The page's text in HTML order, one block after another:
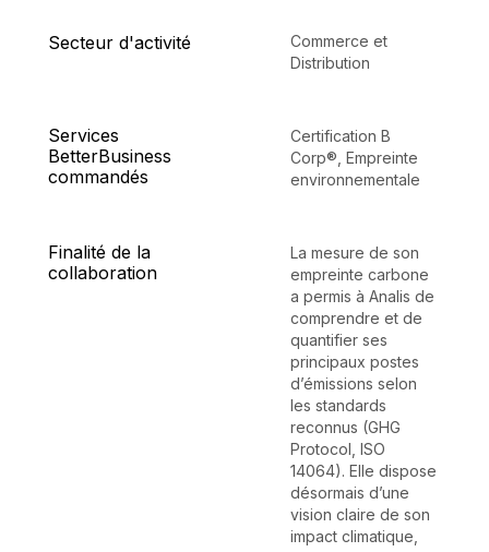
Secteur d'activité
Commerce et
Distribution
Services
BetterBusiness
commandés
Certification B
Corp® ,Empreinte
environnementale
Finalité de la
collaboration
La mesure de son
empreinte carbone
a permis à Analis de
comprendre et de
quantifier ses
principaux postes
d’émissions selon
les standards
reconnus (GHG
Protocol, ISO
14064). Elle dispose
désormais d’une
vision claire de son
impact climatique,